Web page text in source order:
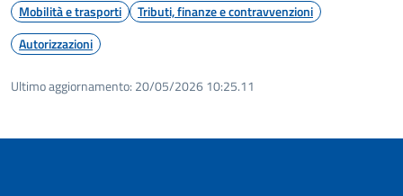
Mobilità e trasporti
Tributi, finanze e contravvenzioni
Autorizzazioni
Ultimo aggiornamento: 20/05/2026 10:25.11